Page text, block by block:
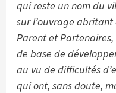
qui reste un nom du
sur l’ouvrage
Parent et
de base de
au vu de difficultés
qui ont, sans doute,